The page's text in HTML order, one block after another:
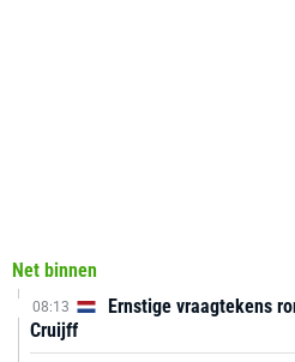
Net binnen
08:13
Ernstige vraagtekens
Cruijff